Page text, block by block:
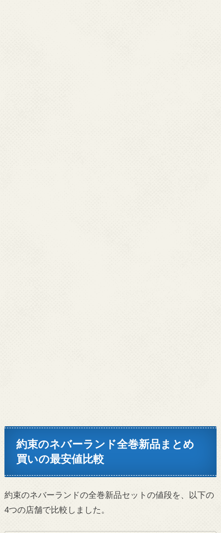
約束のネバーランド全巻新品まとめ
買いの最安値比較
約束のネバーランドの全巻新品セットの値段を、以下の
4つの店舗で比較しました。